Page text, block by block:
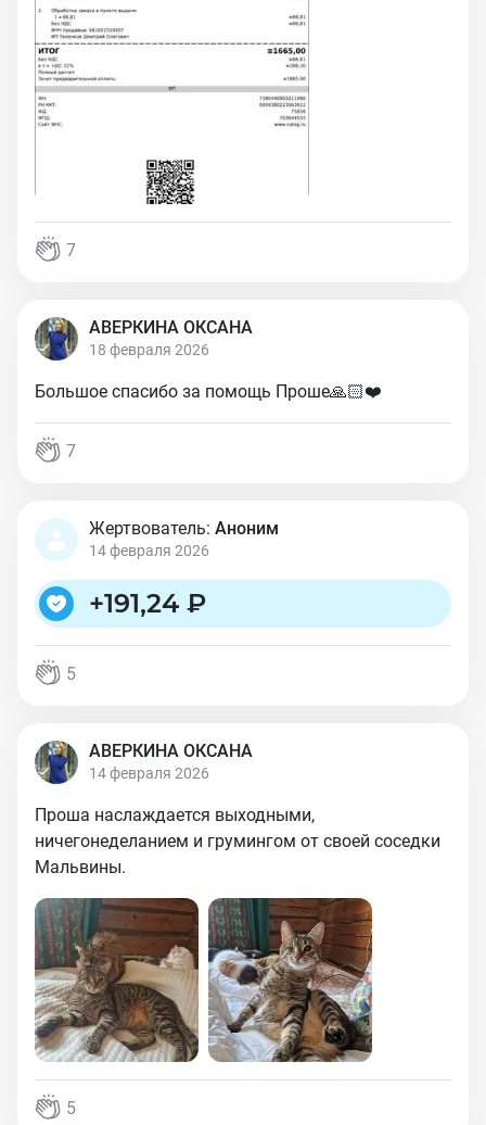
7
АВЕРКИНА ОКСАНА
18 февраля 2026
Большое спасибо за помощь Проше🙏🏻❤️
7
Жертвователь: Аноним
14 февраля 2026
+191,24 ₽
5
АВЕРКИНА ОКСАНА
14 февраля 2026
Проша наслаждается выходными,
ничегонеделанием и грумингом от своей соседки
Мальвины.
5